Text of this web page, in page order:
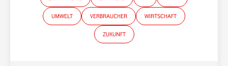
*Gender-Hinweis
UMWELT VERBRAUCHER WIRTSCHAFT
ZUKUNFT